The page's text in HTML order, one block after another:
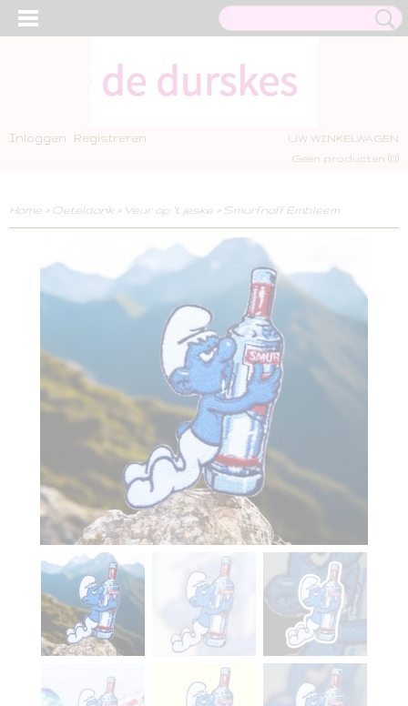
Inloggen Registreren
UW WINKELWAGEN
Geen producten (0)
Home > Oeteldonk > Veur op 't jeske > Smurfnoff Embleem